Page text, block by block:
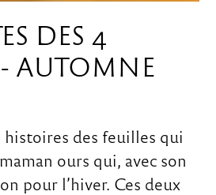
DES 4
AUTOMNE
histoires des feuilles qui
ours qui, avec son
pour l’hiver. Ces deux